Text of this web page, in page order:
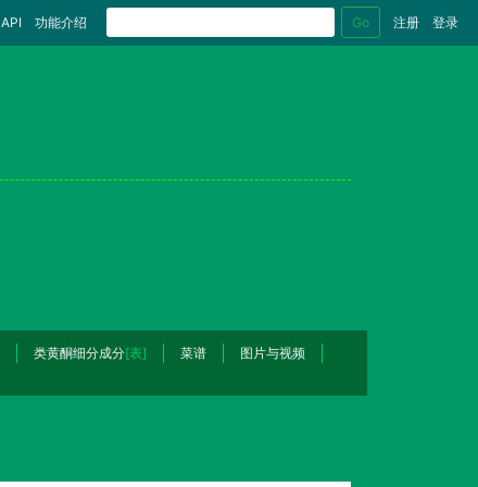
API 功能介绍 Go 注册 登录
类黄酮细分成分[表] 菜谱
图片与视频